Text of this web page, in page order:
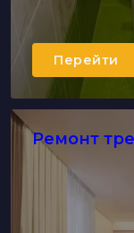
Перейти
Ремонт